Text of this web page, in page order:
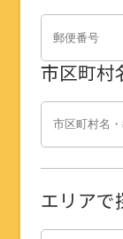
市区町村
エリアで